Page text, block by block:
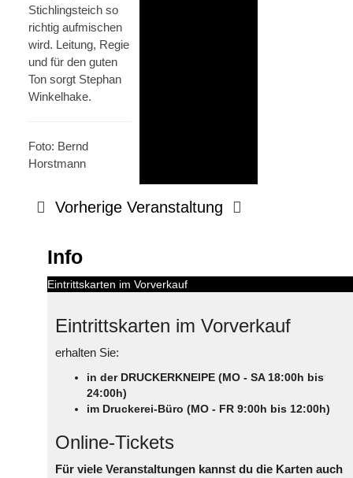
Stichlingsteich so
richtig aufmischen
wird. Leitung, Regie
und für den guten
Ton sorgt Stephan
Winkelhake.
Foto: Bernd
Horstmann
Vorherige Veranstaltung
Info
Eintrittskarten im Vorverkauf
Eintrittskarten im Vorverkauf
erhalten Sie:
in der DRUCKERKNEIPE (MO - SA 18:00h bis
24:00h)
im Druckerei-Büro (MO - FR 9:00h bis 12:00h)
Online-Tickets
Für viele Veranstaltungen kannst du die Karten auch